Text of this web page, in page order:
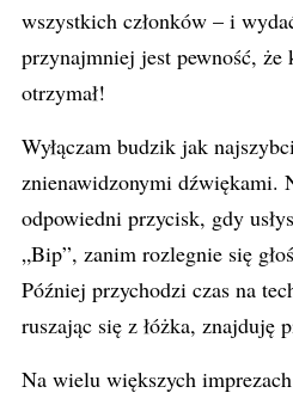
wszystkich członków – i
przynajmniej jest pewność, że
otrzymał!
Wyłączam budzik jak
znienawidzonymi dźwiękami.
odpowiedni przycisk, gdy
„Bip”, zanim rozlegnie się
Później przychodzi czas na
ruszając się z łóżka, znajduję
Na wielu większych